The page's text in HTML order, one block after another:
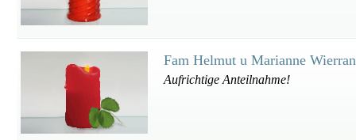
Fam Helmut u Marianne
Aufrichtige Anteilnahme!